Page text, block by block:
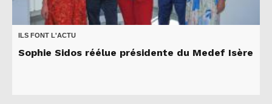
ILS FONT L'ACTU
Sophie Sidos réélue présidente du Medef Isère